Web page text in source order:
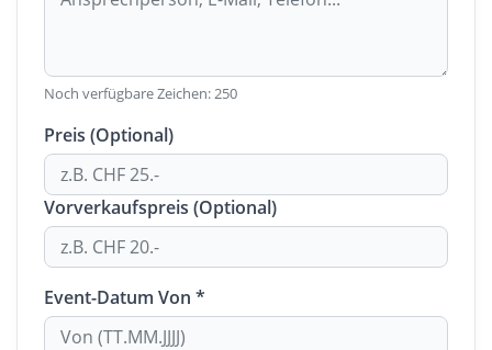
Noch verfügbare Zeichen:250
Preis (Optional)
Vorverkaufspreis (Optional)
Event-Datum Von *